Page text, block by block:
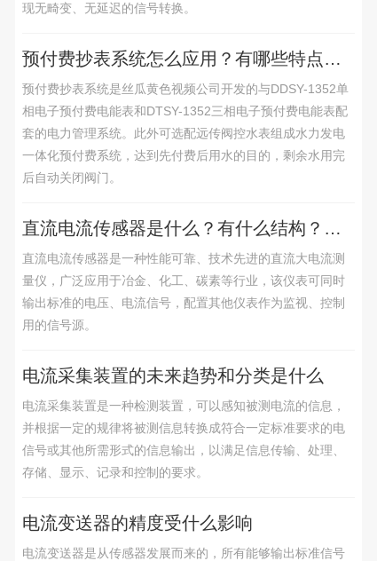
现无畸变、无延迟的信号转换。
预付费抄表系统怎么应用？有哪些特点功能？
预付费抄表系统是丝瓜黄色视频公司开发的与DDSY-1352单
相电子预付费电能表和DTSY-1352三相电子预付费电能表配
套的电力管理系统。此外可选配远传阀控水表组成水力发电
一体化预付费系统，达到先付费后用水的目的，剩余水用完
后自动关闭阀门。
直流电流传感器是什么？有什么结构？怎么应用和安装？
直流电流传感器是一种性能可靠、技术先进的直流大电流测
量仪，广泛应用于冶金、化工、碳素等行业，该仪表可同时
输出标准的电压、电流信号，配置其他仪表作为监视、控制
用的信号源。
电流采集装置的未来趋势和分类是什么
电流采集装置是一种检测装置，可以感知被测电流的信息，
并根据一定的规律将被测信息转换成符合一定标准要求的电
信号或其他所需形式的信息输出，以满足信息传输、处理、
存储、显示、记录和控制的要求。
电流变送器的精度受什么影响
电流变送器是从传感器发展而来的，所有能够输出标准信号